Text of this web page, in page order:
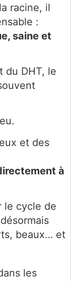
racine, il
:
saine et
du DHT, le
et des
à
le cycle de
beaux… et
les